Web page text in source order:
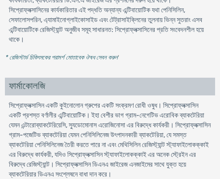
সিপ্রোফ্লক্সাসিনের কার্যকারিতার এই পদ্ধতি অন্যান্য এন্টিবায়োটিক যথা পেনিসিলিন,
সেফালোসপরিন, এ্যামাইনোগ্লাইকোসাইড এবং টেট্রাসাইক্লিনের তুলনায় ভিন্ন সুতরাং এসব
এন্টিবায়োটিকে রেজিস্ট্যান্ট অনুজীব সমূহ সাধারনত: সিপ্রোফ্লক্সাসিনের প্রতি সংবেদনশীল হয়ে
থাকে।
* রেজিস্টার্ড চিকিৎসকের পরামর্শ মোতাবেক ঔষধ সেবন করুন'
ফার্মাকোলজি
সিপ্রোফ্লক্সাসিন একটি কুইনোলোন গ্রুপের একটি সংক্রমণ রোধী ওষুধ। সিপ্রোফ্লক্সাসিন
একটি প্রশস্ত বর্ণালীর এন্টিবায়োটিক। ইহা বেশীর ভাগ গ্রাম-নেগেটিভ এরোবিক ব্যাকটেরিয়া
যেমন এন্টারোব্যাকটেরিয়েসি, স্যুডোমোনাস এরোজিনোসা এর বিরুদ্ধে কার্যকরী। সিপ্রোফ্লক্সাসিন
গ্রাম-পজেটিভ ব্যাকটেরিয়া যেমন পেনিসিলিনেজ উৎপাদনকারী ব্যাকটেরিয়া, যে সমস্ত
ব্যাকটেরিয়া পেনিসিলিনেজ তৈরী করতে পারে না এবং মেথিসিলিন রেজিস্ট্যান্ট স্ট্যাফাইলোকক্কাই
এর বিরুদ্ধে কার্যকরী, যদিও সিপ্রোফ্লক্সাসিন স্ট্যাফাইলোকক্কাই এর অনেক স্ট্রেইন এর
বিরুদ্ধে রেজিস্ট্যান্ট। সিপ্রোফ্লক্সাসিন ডিএনএ জাইরেজ এনজাইমের সাথে যুক্ত হয়ে
ব্যাকটেরিয়ার ডিএনএ সংশ্লেষনে বাধা দান করে।